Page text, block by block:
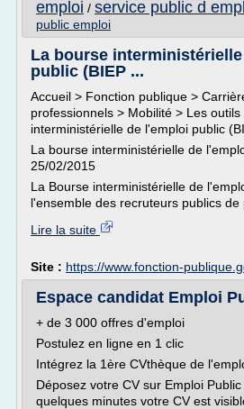
emploi / service public d
public emploi
La bourse
public (BIEP ...
Accueil > Fonction publique >
professionnels > Mobilité > Les
interministérielle de l'emploi public
La bourse interministérielle de
25/02/2015
La Bourse interministérielle de
l'ensemble des recruteurs publics de
Lire la suite
Site : https://www.fonction-
Espace candidat Emploi
+ de 3 000 offres d'emploi
Postulez en ligne en 1 clic
Intégrez la 1ère CVthèque de
Déposez votre CV sur Emploi
quelques minutes votre CV est